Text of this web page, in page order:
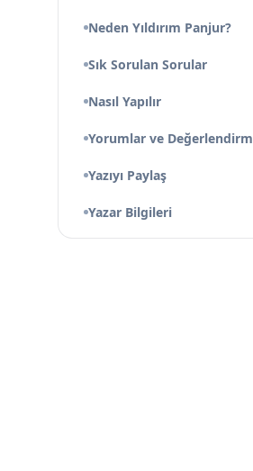
Neden Yıldırım Panjur?
Sık Sorulan Sorular
Nasıl Yapılır
Yorumlar ve
Yazıyı Paylaş
Yazar Bilgileri